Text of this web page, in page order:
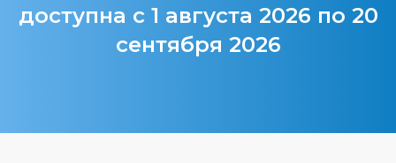
доступна с 1 августа 2026 по 20
сентября 2026